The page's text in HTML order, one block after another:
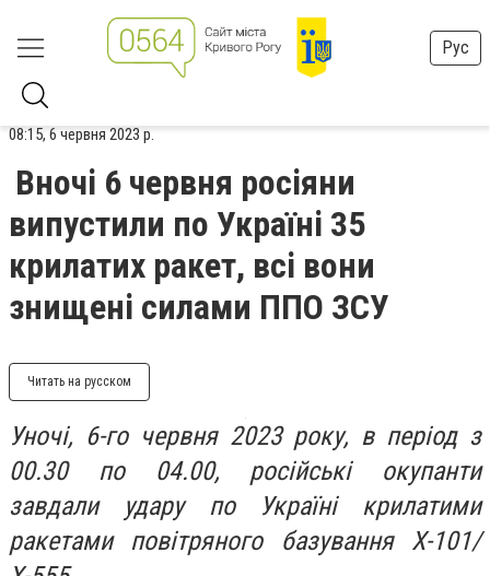
Рус
08:15, 6 червня 2023 р.
Вночі 6 червня росіяни
випустили по Україні 35
крилатих ракет, всі вони
знищені силами ППО ЗСУ
Читать на русском
Уночі, 6-го червня 2023 року, в період з
00.30 по 04.00, російські окупанти
завдали удару по Україні крилатими
ракетами повітряного базування Х-101/